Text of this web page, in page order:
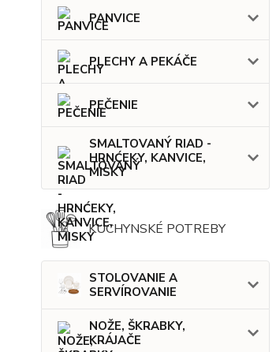
PANVICE
PLECHY A PEKÁČE
PEČENIE
SMALTOVANÝ RIAD -
HRNĆEKY, KANVICE,
MISKY
KUCHYNSKÉ POTREBY
STOLOVANIE A
SERVÍROVANIE
NOŽE, ŠKRABKY,
KRÁJAČE